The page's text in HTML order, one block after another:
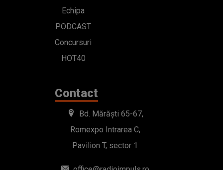
Echipa
PODCAST
Concursuri
HOT40
Contact
Bd. Mărăști 65-67,
Romexpo Intrarea C,
Pavilion T, sector 1